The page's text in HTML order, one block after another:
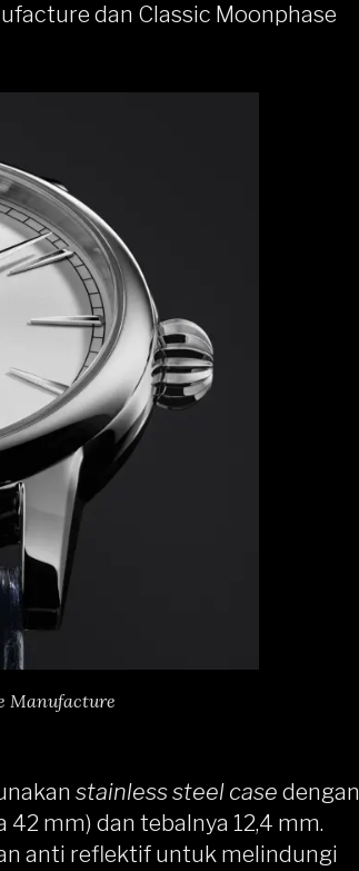
dan Classic Moonphase
Manufacture
stainless steel case dengan
mm) dan tebalnya 12,4 mm.
anti reflektif untuk melindungi